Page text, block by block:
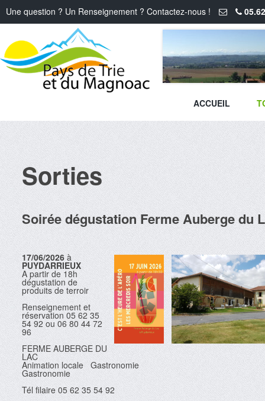
Une question ? Un Renseignement ? Contactez-nous !
ACCUEIL
Sorties
Soirée dégustation Ferme Auberge du
17/06/2026 à
PUYDARRIEUX
A partir de 18h
dégustation de
produits de terroir
Renseignement et
réservation 05 62 35
54 92 ou 06 80 44 72
96
FERME AUBERGE DU
LAC
Animation locale Gastronomie
Gastronomie
Tél filaire 05 62 35 54 92